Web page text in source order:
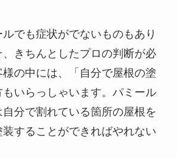
でも症状がでないものもあり
、きちんとしたプロの判断が必
の中には、「自分で屋根の塗
いらっしゃいます。パミール
分で割れている箇所の屋根を
することができればやれない